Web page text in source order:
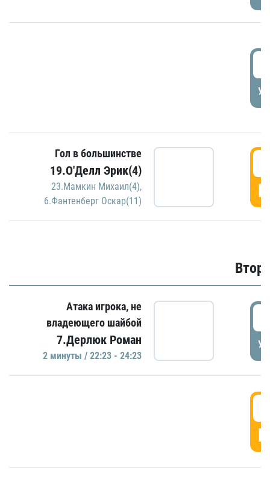
Гол в большинстве
19.О'Делл Эрик(4)
23.Мамкин Михаил(4),
6.Фантенберг Оскар(11)
Атака игрока, не
владеющего шайбой
7.Дерлюк Роман
2 минуты / 22:23 - 24:23